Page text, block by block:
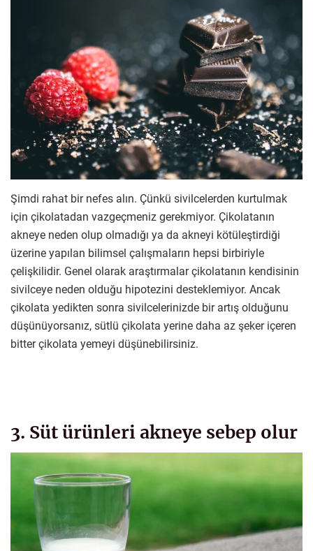
Şimdi rahat bir nefes alın. Çünkü sivilcelerden kurtulmak
için çikolatadan vazgeçmeniz gerekmiyor. Çikolatanın
akneye neden olup olmadığı ya da akneyi kötüleştirdiği
üzerine yapılan bilimsel çalışmaların hepsi birbiriyle
çelişkilidir. Genel olarak araştırmalar çikolatanın kendisinin
sivilceye neden olduğu hipotezini desteklemiyor. Ancak
çikolata yedikten sonra sivilcelerinizde bir artış olduğunu
düşünüyorsanız, sütlü çikolata yerine daha az şeker içeren
bitter çikolata yemeyi düşünebilirsiniz.
3. Süt ürünleri akneye sebep olur